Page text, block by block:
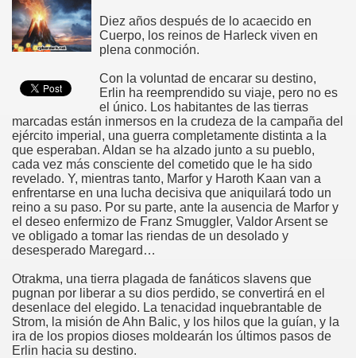
Diez años después de lo acaecido en
Cuerpo, los reinos de Harleck viven en
plena conmoción.
Con la voluntad de encarar su destino,
Erlin ha reemprendido su viaje, pero no es
el único. Los habitantes de las tierras
marcadas están inmersos en la crudeza de la campaña del
ejército imperial, una guerra completamente distinta a la
que esperaban. Aldan se ha alzado junto a su pueblo,
cada vez más consciente del cometido que le ha sido
revelado. Y, mientras tanto, Marfor y Haroth Kaan van a
enfrentarse en una lucha decisiva que aniquilará todo un
reino a su paso. Por su parte, ante la ausencia de Marfor y
el deseo enfermizo de Franz Smuggler, Valdor Arsent se
ve obligado a tomar las riendas de un desolado y
desesperado Maregard…
Otrakma, una tierra plagada de fanáticos slavens que
pugnan por liberar a su dios perdido, se convertirá en el
desenlace del elegido. La tenacidad inquebrantable de
Strom, la misión de Ahn Balic, y los hilos que la guían, y la
ira de los propios dioses moldearán los últimos pasos de
Erlin hacia su destino.